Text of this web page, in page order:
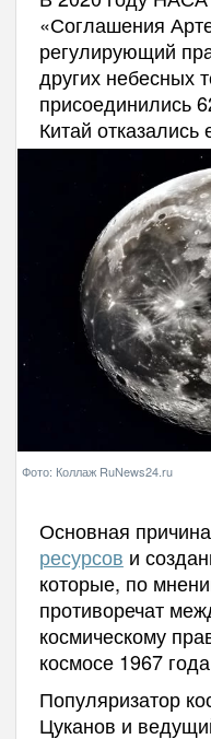
«Соглашения
регулирующий
других небесных
присоединились
Китай отказались
Фото: Коллаж RuNews24.ru
Основная
ресурсов и
которые, по
противоречат
космическому
космосе 1967
Популяризатор
Цуканов и